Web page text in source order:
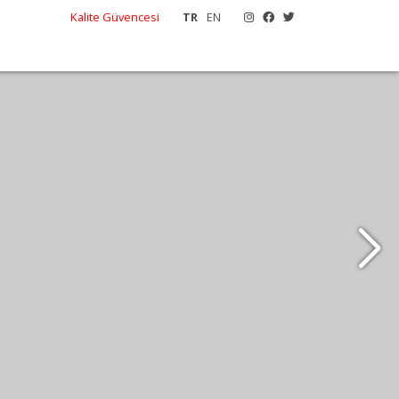
TR EN
Kalite Güvencesi